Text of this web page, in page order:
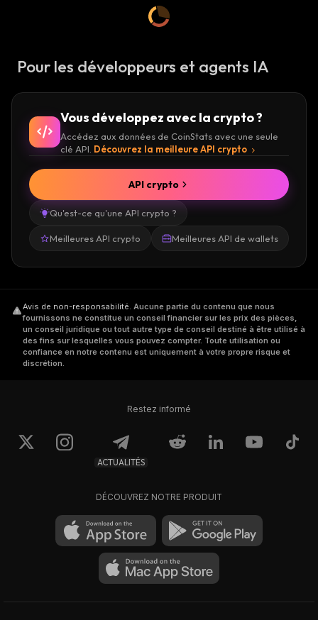
Pour les développeurs et agents IA
Vous développez avec la crypto ?
Accédez aux données de CoinStats avec une seule
clé API. Découvrez la meilleure API crypto
Qu'est-ce qu'une API crypto ?
Meilleures API crypto Meilleures API de wallets
API crypto
Avis de non-responsabilité. Aucune partie du contenu que nous
fournissons ne constitue un conseil financier sur les prix des pièces,
un conseil juridique ou tout autre type de conseil destiné à être utilisé à
des fins sur lesquelles vous pouvez compter. Toute utilisation ou
confiance en notre contenu est uniquement à votre propre risque et
discrétion.
Restez informé
ACTUALITÉS
DÉCOUVREZ NOTRE PRODUIT